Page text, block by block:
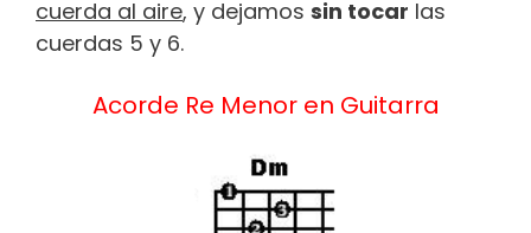
cuerda al aire, y dejamos sin tocar las
cuerdas 5 y 6.
Acorde Re Menor en Guitarra